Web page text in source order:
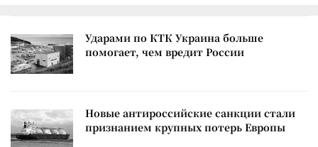
Ударами по КТК Украина больше
помогает, чем вредит России
Новые антироссийские санкции стали
признанием крупных потерь Европы